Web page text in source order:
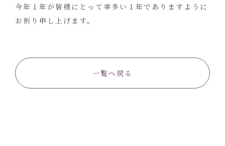
今年１年が皆様にとって幸多い１年でありますように
お祈り申し上げます。
一覧へ戻る